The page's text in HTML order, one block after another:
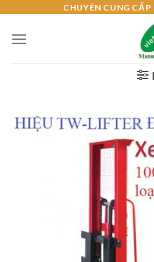
content
CHUYÊN CUNG